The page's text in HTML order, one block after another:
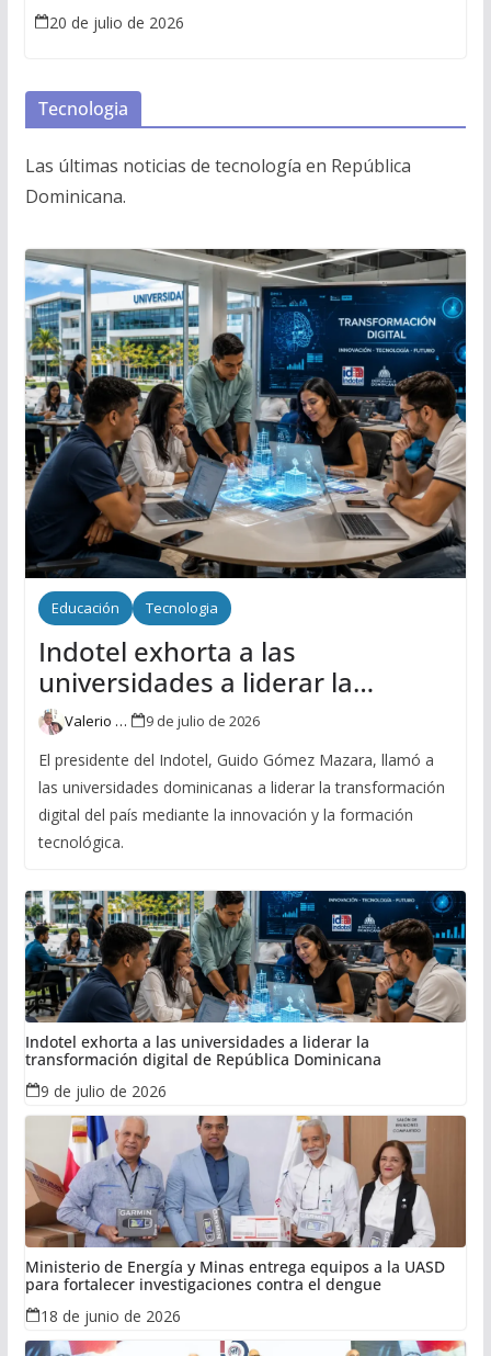
20 de julio de 2026
Tecnologia
Las últimas noticias de tecnología en República
Dominicana.
Educación Tecnologia
Indotel exhorta a las
universidades a liderar la
transformación digital de
República Dominicana
Valerio Ventura 9 de julio de 2026
El presidente del Indotel, Guido Gómez Mazara, llamó a
las universidades dominicanas a liderar la transformación
digital del país mediante la innovación y la formación
tecnológica.
Indotel exhorta a las universidades a liderar la
transformación digital de República Dominicana
9 de julio de 2026
Ministerio de Energía y Minas entrega equipos a la UASD
para fortalecer investigaciones contra el dengue
18 de junio de 2026